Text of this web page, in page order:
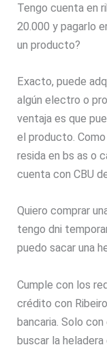
Tengo cuenta en
20.000 y pagarlo
un producto?
Exacto, puede
algún electro o
ventaja es que
el producto.
resida en bs as o
cuenta con CBU
Quiero comprar
tengo dni
puedo sacar una
Cumple con los
crédito con
bancaria. Solo
buscar la